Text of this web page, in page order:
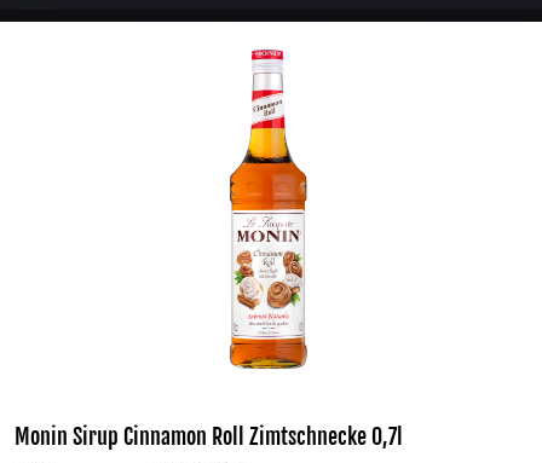
Monin Sirup Cinnamon Roll Zimtschnecke 0,7l